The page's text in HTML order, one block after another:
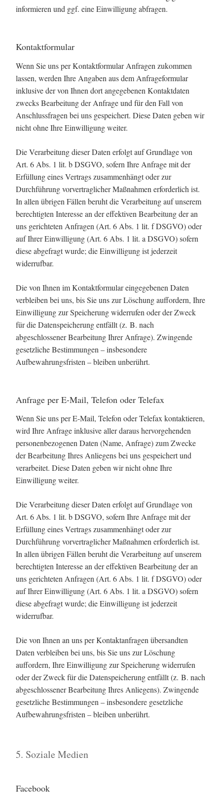
informieren und ggf. eine Einwilligung abfragen.
Kontaktformular
Wenn Sie uns per Kontaktformular Anfragen zukommen
lassen, werden Ihre Angaben aus dem Anfrageformular
inklusive der von Ihnen dort angegebenen Kontaktdaten
zwecks Bearbeitung der Anfrage und für den Fall von
Anschlussfragen bei uns gespeichert. Diese Daten geben wir
nicht ohne Ihre Einwilligung weiter.
Die Verarbeitung dieser Daten erfolgt auf Grundlage von
Art. 6 Abs. 1 lit. b DSGVO, sofern Ihre Anfrage mit der
Erfüllung eines Vertrags zusammenhängt oder zur
Durchführung vorvertraglicher Maßnahmen erforderlich ist.
In allen übrigen Fällen beruht die Verarbeitung auf unserem
berechtigten Interesse an der effektiven Bearbeitung der an
uns gerichteten Anfragen (Art. 6 Abs. 1 lit. f DSGVO) oder
auf Ihrer Einwilligung (Art. 6 Abs. 1 lit. a DSGVO) sofern
diese abgefragt wurde; die Einwilligung ist jederzeit
widerrufbar.
Die von Ihnen im Kontaktformular eingegebenen Daten
verbleiben bei uns, bis Sie uns zur Löschung auffordern, Ihre
Einwilligung zur Speicherung widerrufen oder der Zweck
für die Datenspeicherung entfällt (z. B. nach
abgeschlossener Bearbeitung Ihrer Anfrage). Zwingende
gesetzliche Bestimmungen – insbesondere
Aufbewahrungsfristen – bleiben unberührt.
Anfrage per E-Mail, Telefon oder Telefax
Wenn Sie uns per E-Mail, Telefon oder Telefax kontaktieren,
wird Ihre Anfrage inklusive aller daraus hervorgehenden
personenbezogenen Daten (Name, Anfrage) zum Zwecke
der Bearbeitung Ihres Anliegens bei uns gespeichert und
verarbeitet. Diese Daten geben wir nicht ohne Ihre
Einwilligung weiter.
Die Verarbeitung dieser Daten erfolgt auf Grundlage von
Art. 6 Abs. 1 lit. b DSGVO, sofern Ihre Anfrage mit der
Erfüllung eines Vertrags zusammenhängt oder zur
Durchführung vorvertraglicher Maßnahmen erforderlich ist.
In allen übrigen Fällen beruht die Verarbeitung auf unserem
berechtigten Interesse an der effektiven Bearbeitung der an
uns gerichteten Anfragen (Art. 6 Abs. 1 lit. f DSGVO) oder
auf Ihrer Einwilligung (Art. 6 Abs. 1 lit. a DSGVO) sofern
diese abgefragt wurde; die Einwilligung ist jederzeit
widerrufbar.
Die von Ihnen an uns per Kontaktanfragen übersandten
Daten verbleiben bei uns, bis Sie uns zur Löschung
auffordern, Ihre Einwilligung zur Speicherung widerrufen
oder der Zweck für die Datenspeicherung entfällt (z. B. nach
abgeschlossener Bearbeitung Ihres Anliegens). Zwingende
gesetzliche Bestimmungen – insbesondere gesetzliche
Aufbewahrungsfristen – bleiben unberührt.
5. Soziale Medien
Facebook